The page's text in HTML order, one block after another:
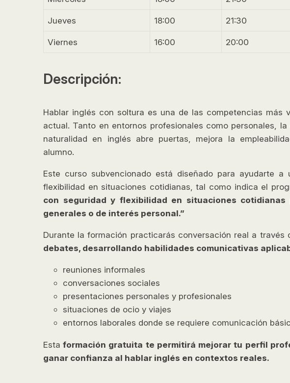
Jueves 18:00 21:30
Viernes 16:00 20:00
Descripción:
Hablar inglés con soltura es una de las competencias más
actual. Tanto en entornos profesionales como personales,
naturalidad en inglés abre puertas, mejora la
alumno.
Este curso subvencionado está diseñado para ayudarte
flexibilidad en situaciones cotidianas, tal como indica el
con seguridad y flexibilidad en situaciones
generales o de interés personal.”
Durante la formación practicarás conversación real a través
debates, desarrollando habilidades comunicativas
reuniones informales
conversaciones sociales
presentaciones personales y profesionales
situaciones de ocio y viajes
entornos laborales donde se requiere comunicación
Esta formación gratuita te permitirá mejorar tu perfil
ganar confianza al hablar inglés en contextos reales.